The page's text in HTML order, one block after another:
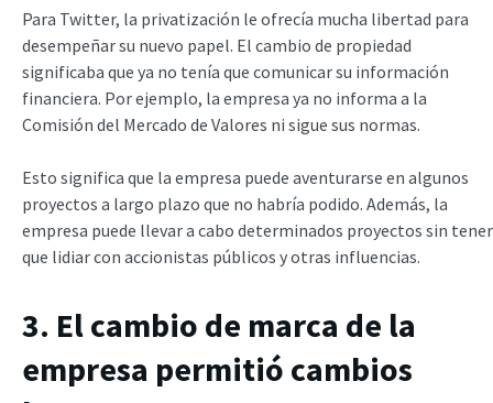
Para Twitter, la privatización le ofrecía mucha libertad para
desempeñar su nuevo papel. El cambio de propiedad
significaba que ya no tenía que comunicar su información
financiera. Por ejemplo, la empresa ya no informa a la
Comisión del Mercado de Valores ni sigue sus normas.
Esto significa que la empresa puede aventurarse en algunos
proyectos a largo plazo que no habría podido. Además, la
empresa puede llevar a cabo determinados proyectos sin tener
que lidiar con accionistas públicos y otras influencias.
3. El cambio de marca de la
empresa permitió cambios